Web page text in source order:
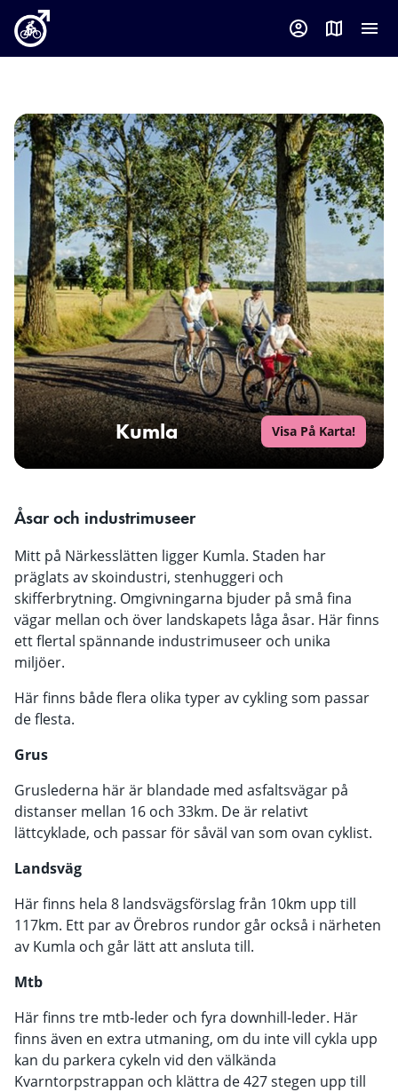
Kumla Visa På Karta!
Åsar och industrimuseer
Mitt på Närkesslätten ligger Kumla. Staden har
präglats av skoindustri, stenhuggeri och
skifferbrytning. Omgivningarna bjuder på små fina
vägar mellan och över landskapets låga åsar. Här finns
ett flertal spännande industrimuseer och unika
miljöer.
Här finns både flera olika typer av cykling som passar
de flesta.
Grus
Gruslederna här är blandade med asfaltsvägar på
distanser mellan 16 och 33km. De är relativt
lättcyklade, och passar för såväl van som ovan cyklist.
Landsväg
Här finns hela 8 landsvägsförslag från 10km upp till
117km. Ett par av Örebros rundor går också i närheten
av Kumla och går lätt att ansluta till.
Mtb
Här finns tre mtb-leder och fyra downhill-leder. Här
finns även en extra utmaning, om du inte vill cykla upp
kan du parkera cykeln vid den välkända
Kvarntorpstrappan och klättra de 427 stegen upp till